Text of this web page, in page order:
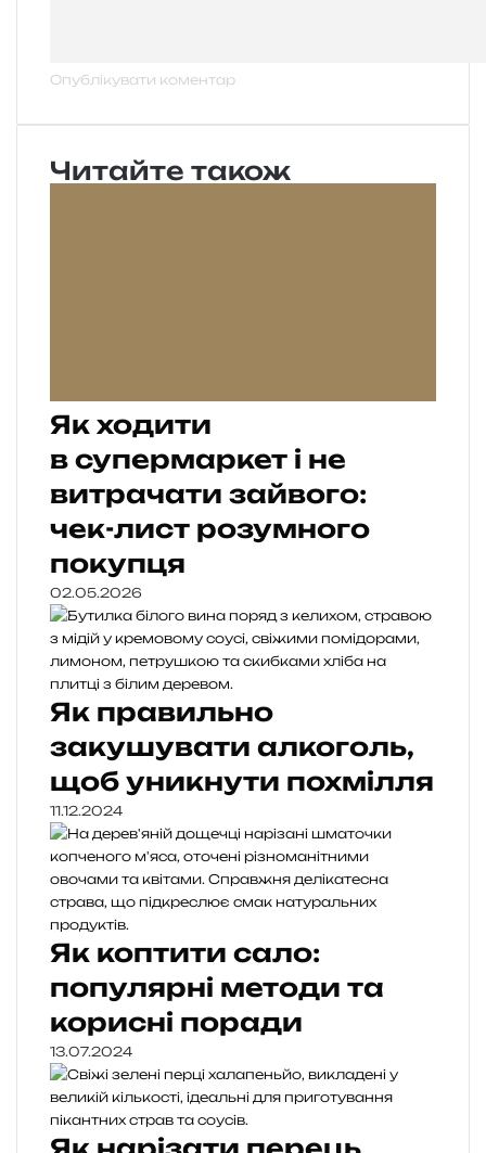
Читайте також
Як ходити
в супермаркет і не
витрачати зайвого:
чек-лист розумного
покупця
02.05.2026
Як правильно
закушувати алкоголь,
щоб уникнути похмілля
11.12.2024
Як коптити сало:
популярні методи та
корисні поради
13.07.2024